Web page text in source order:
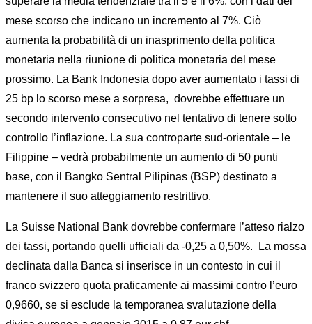
mese scorso che indicano un incremento al 7%. Ciò
aumenta la probabilità di un inasprimento della politica
monetaria nella riunione di politica monetaria del mese
prossimo. La Bank Indonesia dopo aver aumentato i tassi di
25 bp lo scorso mese a sorpresa, dovrebbe effettuare un
secondo intervento consecutivo nel tentativo di tenere sotto
controllo l’inflazione. La sua controparte sud-orientale – le
Filippine – vedrà probabilmente un aumento di 50 punti
base, con il Bangko Sentral Pilipinas (BSP) destinato a
mantenere il suo atteggiamento restrittivo.
La Suisse National Bank dovrebbe confermare l’atteso rialzo
dei tassi, portando quelli ufficiali da -0,25 a 0,50%. La mossa
declinata dalla Banca si inserisce in un contesto in cui il
franco svizzero quota praticamente ai massimi contro l’euro
0,9660, se si esclude la temporanea svalutazione della